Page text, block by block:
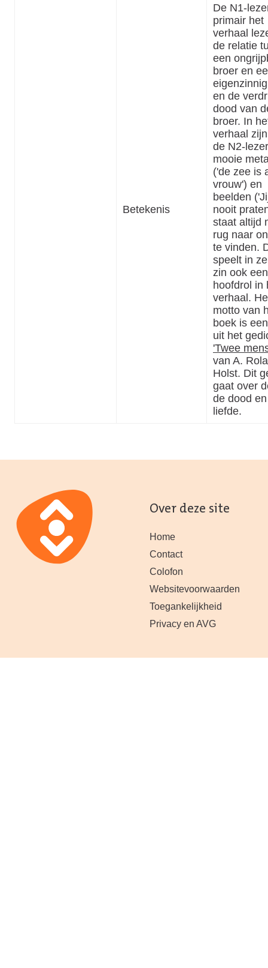
Betekenis
De N1-
primair het
verhaal
de relatie
een
broer en
en de
dood van
broer. In
verhaal
de N2-
mooie
('de zee is
vrouw') en
beelden
nooit
staat altijd
rug naar
te vinden.
speelt in
zin ook een
hoofdrol in
verhaal.
motto van
boek is
uit het
'Twee
van A.
Holst. Dit
gaat over
de dood
liefde.
Over deze site
Home
Contact
Colofon
Websitevoorwaarden
Toegankelijkheid
Privacy en AVG